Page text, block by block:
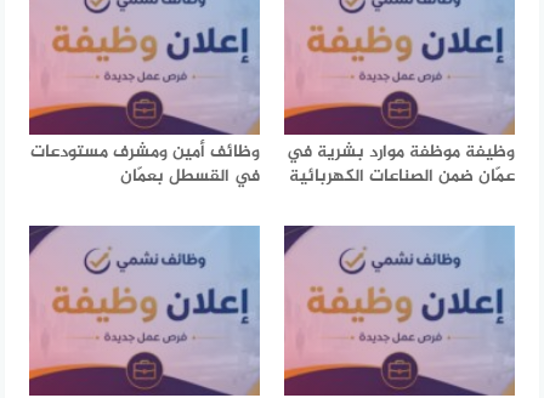
وظيفة موظفة موارد بشرية في
عمّان ضمن الصناعات الكهربائية
وظائف أمين ومشرف مستودعات
في القسطل بعمّان